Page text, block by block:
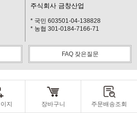
주식회사 금창산업
* 국민 603501-04-138828
* 농협 301-0184-7166-71
FAQ 잦은질문
지 장바구니 주문배송조회